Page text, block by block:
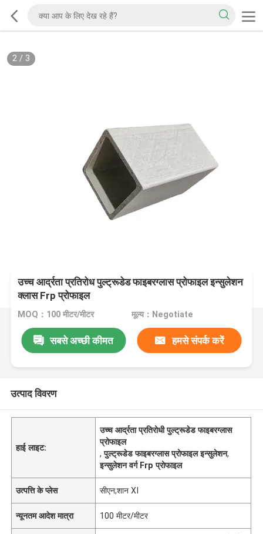
2/ 3
उच्च आर्द्रता प्रतिरोध पुल्ट्रूडेड फाइबरग्लास प्रोफाइल इन्सुलेशन
क्लास Frp प्रोफाइल
MOQ：100 मीटर/मीटर मूल्य：Negotiate
सबसे अच्छी कीमत हमसे संपर्क करें
उत्पाद विवरण
हाई लाइट:
उच्च आर्द्रता प्रतिरोधी पुल्ट्रूडेड फाइबरग्लास
प्रोफाइल
,पुल्ट्रूडेड फाइबरग्लास प्रोफाइल इन्सुलेशन,
इन्सुलेशन वर्ग Frp प्रोफाइल
उत्पत्ति के प्लेस सीएन;शान XI
न्यूनतम आदेश मात्रा 100 मीटर/मीटर